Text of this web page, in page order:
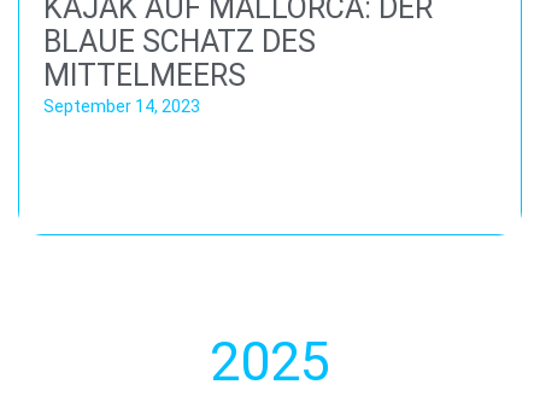
KAJAK AUF MALLORCA: DER
BLAUE SCHATZ DES
MITTELMEERS
September 14, 2023
2025